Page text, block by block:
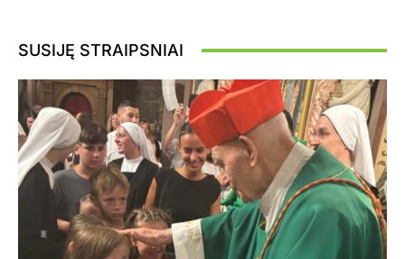
SUSIJĘ STRAIPSNIAI